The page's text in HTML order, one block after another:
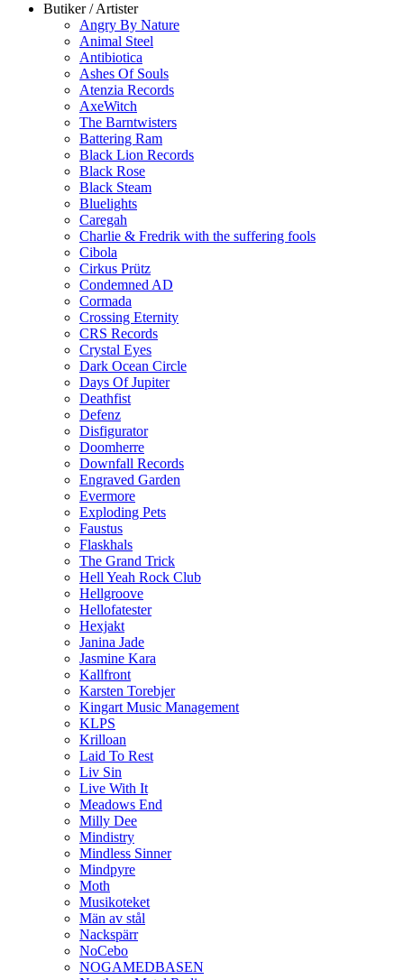
Butiker / Artister
Angry By Nature
Animal Steel
Antibiotica
Ashes Of Souls
Atenzia Records
AxeWitch
The Barntwisters
Battering Ram
Black Lion Records
Black Rose
Black Steam
Bluelights
Caregah
Charlie & Fredrik with the suffering fools
Cibola
Cirkus Prütz
Condemned AD
Cormada
Crossing Eternity
CRS Records
Crystal Eyes
Dark Ocean Circle
Days Of Jupiter
Deathfist
Defenz
Disfigurator
Doomherre
Downfall Records
Engraved Garden
Evermore
Exploding Pets
Faustus
Flaskhals
The Grand Trick
Hell Yeah Rock Club
Hellgroove
Hellofatester
Hexjakt
Janina Jade
Jasmine Kara
Kallfront
Karsten Torebjer
Kingart Music Management
KLPS
Krilloan
Laid To Rest
Liv Sin
Live With It
Meadows End
Milly Dee
Mindistry
Mindless Sinner
Mindpyre
Moth
Musikoteket
Män av stål
Nackspärr
NoCebo
NOGAMEDBASEN